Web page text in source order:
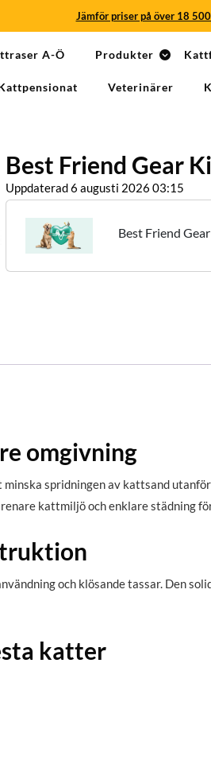
Jämför priser på över 18
Jämför priser på över 18
Jämför priser på över 18
A-Ö Produkter
Veterinärer
Best Friend Gear
Uppdaterad 6 augusti 2026 03:15
Best Friend
omgivning
spridningen av kattsand
kattmiljö och enklare städning
och klösande tassar. Den
katter